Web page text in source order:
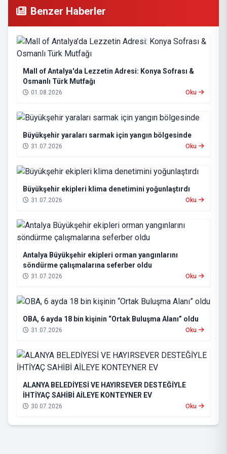
Benzer Haberler
Mall of Antalya'da Lezzetin Adresi: Konya Sofrası &
Osmanlı Türk Mutfağı
01.08.2026 Oku
Büyükşehir yaraları sarmak için yangın bölgesinde
31.07.2026 Oku
Büyükşehir ekipleri klima denetimini yoğunlaştırdı
31.07.2026 Oku
Antalya Büyükşehir ekipleri orman yangınlarını
söndürme çalışmalarına seferber oldu
31.07.2026 Oku
OBA, 6 ayda 18 bin kişinin “Ortak Buluşma Alanı” oldu
31.07.2026 Oku
ALANYA BELEDİYESİ VE HAYIRSEVER DESTEĞİYLE
İHTİYAÇ SAHİBİ AİLEYE KONTEYNER EV
30.07.2026 Oku